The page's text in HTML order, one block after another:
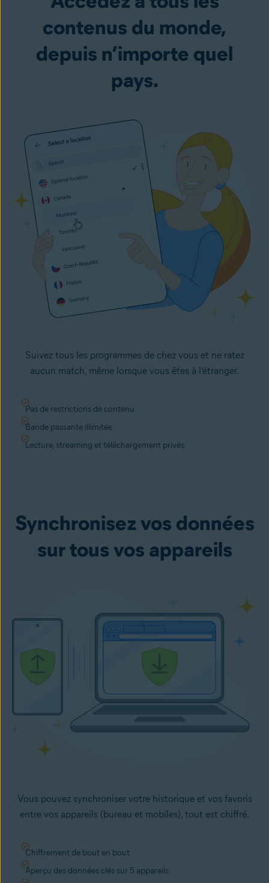
contenus du monde,
depuis n’importe quel
pays.
Suivez tous les programmes de chez vous et ne ratez
aucun match, même lorsque vous êtes à l’étranger.
Pas de restrictions de contenu
Bande passante illimitée
Lecture, streaming et téléchargement privés
Synchronisez vos données
sur tous vos appareils
Vous pouvez synchroniser votre historique et vos favoris
entre vos appareils (bureau et mobiles), tout est chiffré.
Chiffrement de bout en bout
Aperçu des données clés sur 5 appareils